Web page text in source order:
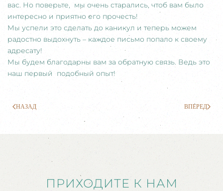
вас. Но поверьте, мы очень старались, чтоб вам было
интересно и приятно его прочесть!
Мы успели это сделать до каникул и теперь можем
радостно выдохнуть – каждое письмо попало к своему
адресату!
Мы будем благодарны вам за обратную связь. Ведь это
наш первый подобный опыт!
НАЗАД ВПЕРЕД
ПРИХОДИТЕ К НАМ